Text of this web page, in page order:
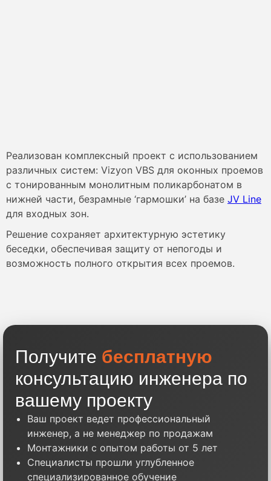
Реализован комплексный проект с использованием
различных систем: Vizyon VBS для оконных проемов
с тонированным монолитным поликарбонатом в
нижней части, безрамные ‘гармошки’ на базе JV Line
для входных зон.
Решение сохраняет архитектурную эстетику
беседки, обеспечивая защиту от непогоды и
возможность полного открытия всех проемов.
Получите бесплатную
консультацию инженера по
вашему проекту
Ваш проект ведет профессиональный
инженер, а не менеджер по продажам
Монтажники с опытом работы от 5 лет
Специалисты прошли углубленное
специализированное обучение